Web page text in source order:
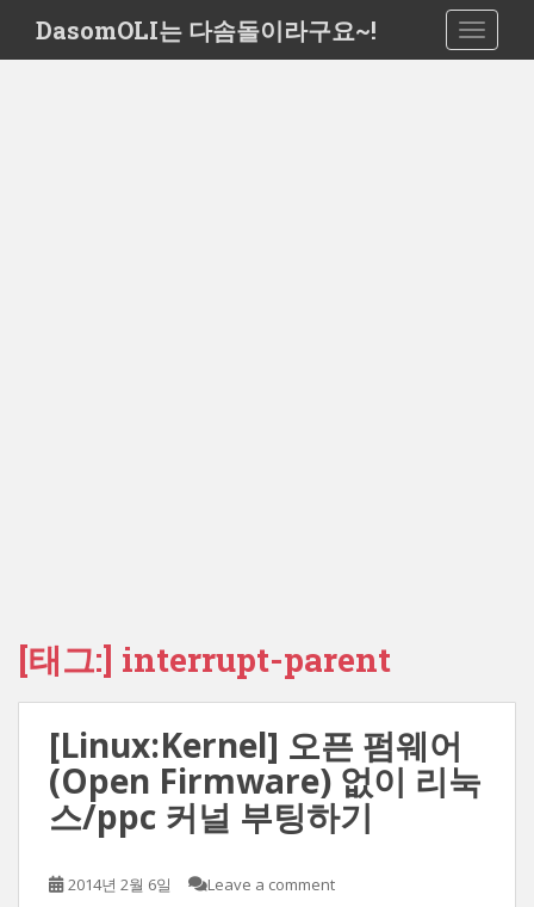
i
DasomOLI는 다솜돌이라구요~!
[태그:] interrupt-parent
[Linux:Kernel] 오픈 펌웨어
(Open Firmware) 없이 리눅
스/ppc 커널 부팅하기
2014년 2월 6일 Leave a comment